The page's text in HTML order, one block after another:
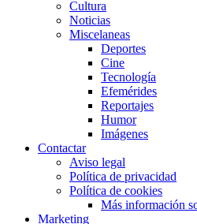
Cultura
Noticias
Miscelaneas
Deportes
Cine
Tecnología
Efemérides
Reportajes
Humor
Imágenes
Contactar
Aviso legal
Política de privacidad
Política de cookies
Más información
Marketing